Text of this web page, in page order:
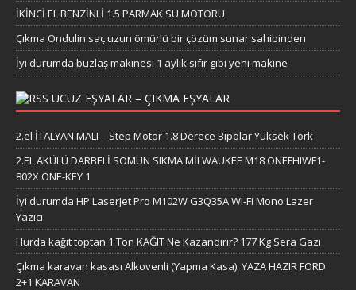
İKİNCİ EL BENZİNLİ 1.5 PARMAK SU MOTORU
Çıkma Ondulin saç uzun ömürlü bir çözüm sunar sahibinden
İyi durumda buzlaş makinesi 1 aylık sıfır gibi yeni makine
UCUZ EŞYALAR – ÇIKMA EŞYALAR
2.el İTALYAN MALI – Step Motor 1.8 Derece Bipolar Yüksek Tork
2.EL AKÜLÜ DARBELİ SOMUN SIKMA MİLWAUKEE M18 ONEFHIWF1-
802X ONE-KEY 1
İyi durumda HP LaserJet Pro M102W G3Q35A Wi-Fi Mono Lazer
Yazıcı
Hurda kağıt toptan 1 Ton KAĞIT Ne Kazandırır? 177 Kg Sera Gazı
Çıkma karavan kasası Alkovenli (Yapma Kasa). YAZA HAZIR FORD
2+1 KARAVAN